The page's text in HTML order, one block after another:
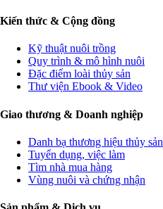
Kiến thức & Cộng đồng
Kỹ thuật nuôi trồng
Quy trình & mô hình nuôi
Đặc điểm loài thủy sản
Thư viện Ebook & Video
Giao thương & Doanh nghiệp
Danh bạ thương hiệu thủy sản
Tuyển dụng, việc làm
Tìm nhà mua hàng
Vùng nuôi và chứng nhận